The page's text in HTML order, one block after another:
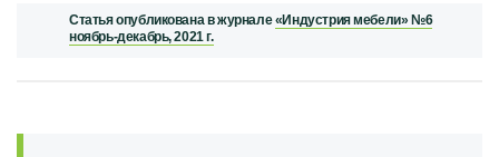
Статья опубликована в журнале«Индустрия мебели» №6
ноябрь-декабрь, 2021 г.